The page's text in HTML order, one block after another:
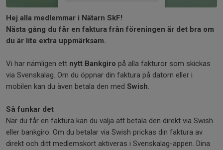
Hej alla medlemmar i Nätarn SkF!
Nästa gång du får en faktura från föreningen är det bra om
du är lite extra uppmärksam.
Vi har nämligen ett nytt Bankgiro på alla fakturor som skickas
via Svenskalag. Om du öppnar din faktura på datorn eller i
mobilen kan du även betala den med Swish.
Så funkar det
När du får en faktura kan du välja att betala den direkt via Swish
eller bankgiro. Om du betalar via Swish prickas din faktura av
direkt och ditt medlemskort aktiveras i Svenskalag-appen. Dina